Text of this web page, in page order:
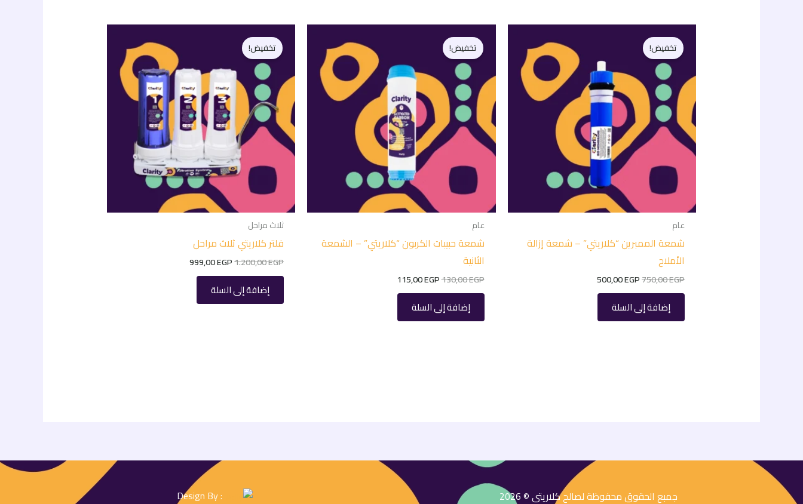
تخفيض!
عام
شمعة الممبرين “كلاريتي” – شمعة إزالة
الأملاح
750,00EGP
السعر
500,00EGP
السعر
500,00 EGP.
إضافة إلى السلة
تخفيض!
عام
شمعة حبيبات الكربون “كلاريتي” – الشمعة
الثانية
130,00EGP
السعر
115,00EGP
السعر
115,00 EGP.
إضافة إلى السلة
تخفيض!
ثلاث مراحل
فلتر كلاريتي ثلاث مراحل
1.200,00EGP
السعر
999,00EGP
السعر
هو:
999,00 EGP.
إضافة إلى السلة
جمبع الحقوق محفوظة لصالح كلاريتى © 2026 : Design By